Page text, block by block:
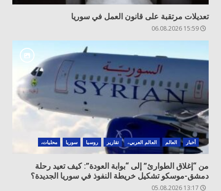
تعديلات مرتقبة على قانون العمل في سوريا
أخبار العالم العالم العربي، تقارير روسيا سوريا محليات،
من “إغلاق الطوارئ” إلى “بوابة العودة”: كيف تعيد رحلة
دمشق-موسكو تشكيل خريطة النفوذ في سوريا الجديدة؟